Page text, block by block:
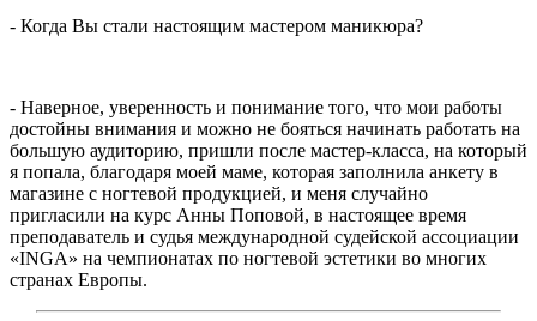
- Когда Вы стали настоящим мастером маникюра?
- Наверное, уверенность и понимание того, что мои работы
достойны внимания и можно не бояться начинать работать на
большую аудиторию, пришли после мастер-класса, на который
я попала, благодаря моей маме, которая заполнила анкету в
магазине с ногтевой продукцией, и меня случайно
пригласили на курс Анны Поповой, в настоящее время
преподаватель и судья международной судейской ассоциации
«INGA» на чемпионатах по ногтевой эстетики во многих
странах Европы.